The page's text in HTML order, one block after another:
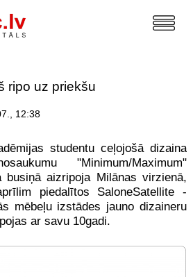
ripo uz priekšu
12:38
studentu ceļojošā dizaina
"Minimum/Maximum"
busiņā aizripoja Milānas virzienā,
piedalītos SaloneSatellite -
mēbeļu izstādes jauno dizaineru
ar savu 10gadi.